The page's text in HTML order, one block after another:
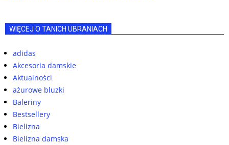
WIĘCEJ O TANICH UBRANIACH
adidas
Akcesoria damskie
Aktualności
ażurowe bluzki
Baleriny
Bestsellery
Bielizna
Bielizna damska